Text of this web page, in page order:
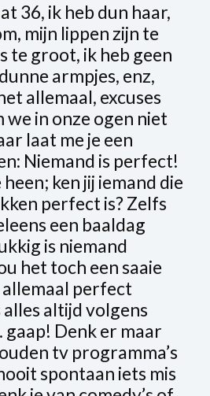
36, ik heb dun haar,
mijn lippen zijn te
te groot, ik heb geen
armpjes, enz,
allemaal, excuses
we in onze ogen niet
laat me je een
Niemand is perfect!
ken jij iemand die
perfect is? Zelfs
een baaldag
is niemand
het toch een saaie
allemaal perfect
alles altijd volgens
Denk er maar
tv programma’s
spontaan iets mis